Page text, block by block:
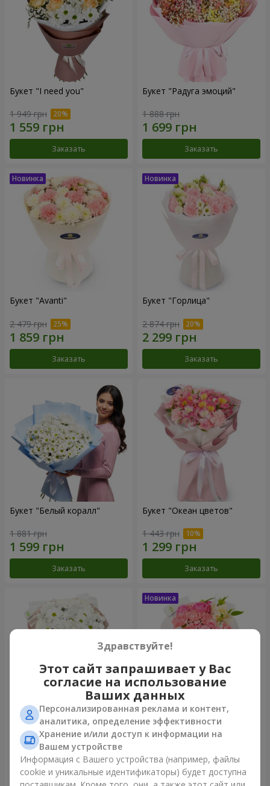
Букет "I need you"
1 949 грн
Заказать
Букет "Радуга эмоций"
1 888 грн
Заказать
Букет "Avanti"
2 479 грн
Заказать
Букет "Горлица"
2 874 грн
Заказать
Букет "Белый коралл"
1 881 грн
Заказать
Букет "Океан цветов"
1 443 грн
Заказать
Букет "White happiness"
999 грн
Заказать
Букет "Розовый зефир"
Заказать
Здравствуйте!
Этот сайт запрашивает у Вас
согласие на использование
Ваших данных
Персонализированная реклама и контент,
аналитика, определение эффективности
Хранение и/или доступ к информации на
Вашем устройстве
Информация с Вашего устройства (например, файлы
cookie и уникальные идентификаторы) будет доступна